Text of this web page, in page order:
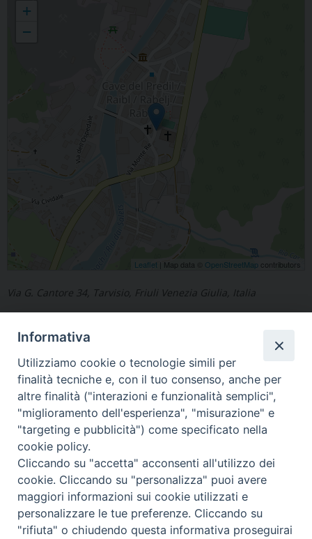
+
−
Leaflet | Map data © OpenStreetMap contributors
Via G. Cantore 34, Tarvisio, Friuli Venezia Giulia, Italia
Flambro Camporosso in Valcanale
Copyright © Arcidiocesi di Udine 2018
Piazza Patriarcato, 1 - 33100 Udine (UD) Tel. 0432.414.511 - Fax
0432.511.838 C.F. 80013900305
Informativa
Utilizziamo cookie o tecnologie simili per
finalità tecniche e, con il tuo consenso, anche per
altre finalità ("interazioni e funzionalità semplici",
"miglioramento dell'esperienza", "misurazione" e
"targeting e pubblicità") come specificato nella
cookie policy.
Cliccando su "accetta" acconsenti all'utilizzo dei
cookie. Cliccando su "personalizza" puoi avere
maggiori informazioni sui cookie utilizzati e
personalizzare le tue preferenze. Cliccando su
"rifiuta" o chiudendo questa informativa proseguirai